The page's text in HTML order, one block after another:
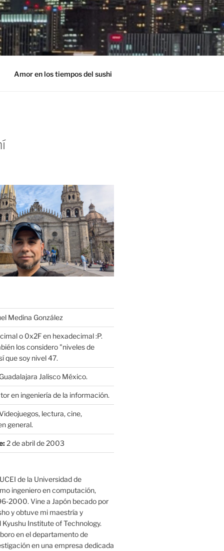
Amor en los tiempos del sushi
Medina González
o 0x2F en hexadecimal :P.
los considero "niveles de
que soy nivel 47.
Jalisco México.
en ingeniería de la información.
lectura, cine,
general.
2 de abril de 2003
de la Universidad de
ingeniero en computación,
2000. Vine a Japón becado por
y obtuve mi maestría y
Institute of Technology.
en el departamento de
en una empresa dedicada